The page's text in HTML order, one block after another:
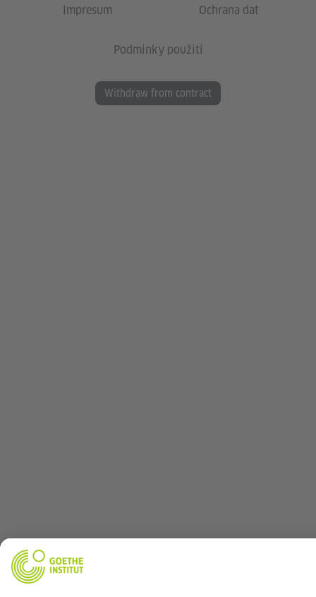
Impresum Ochrana dat
Podmínky použití
Withdraw from contract